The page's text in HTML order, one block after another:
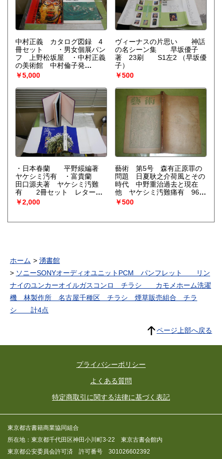
中村正義 カタログ図録 4
冊セット ・男女個展パン
フ 上野松坂屋 ・中村正義
の美術館 中村倫子発
行 ・異端の天才画家 中
村正義展 豊橋市美術館 ・
中村正義展 異端から正道へ
深遠なる精神世界 （中村正
義 中村倫子）
￥5,000
ヴィーナスの片思い 神話
の名シーン集 早坂優子
著 23刷 S1左2
（早坂優
子）
￥500
・日本春蘭 平野綏編著
ヤケシミ汚有 ・富貴蘭
田口源夫著 ヤケシミ汚難
有 2冊セット レターパ
ックプラス送付 E3右中
（平野綏編著 田口源夫
￥2,000
藝術 第5号 森有正原罪の
問題 日夏耿之介荷風とその
時代 中野重治過去と現在
他 ヤケシミ汚難痛有 96
頁 R1下段
￥500
ホーム
湧書館
ソニーSONYオーディオユニットPCM パンフレット リン
ナイのユンカーオイルガスコンロ チラシ カモメホーム洗濯
機 林製作所 名古屋千種区 チラシ 煙草販売組合 チラ
シ 計4点
ページ上部へ戻る
プライバシーポリシー
よくある質問
特定商取引に関する法律に基づく表記
東京都古書籍商業協同組合
所在地：東京都千代田区神田小川町3-22 東京古書会館内
東京都公安委員会許可済 許可番号 301026602392